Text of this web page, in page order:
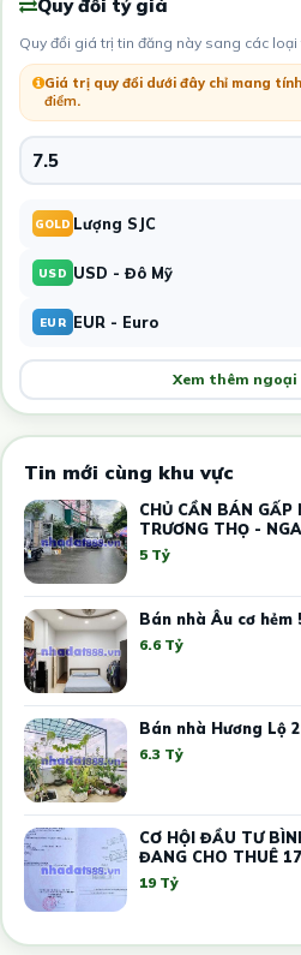
Quy đổi tỷ giá
Quy đổi giá trị tin đăng này sang các
Giá trị quy đổi dưới đây chỉ mang
điểm.
GOLD Lượng SJC
USD USD - Đô Mỹ
EUR EUR - Euro
Xem thêm ngoại
Tin mới cùng khu vực
CHỦ CẦN BÁN GẤP
TRƯƠNG THỌ -
12 TRIỆU
5 Tỷ
Bán nhà Âu cơ hẻm
6.6 Tỷ
Bán nhà Hương Lộ 2
6.3 Tỷ
CƠ HỘI ĐẦU TƯ
ĐANG CHO THUÊ
19 TỶ
19 Tỷ